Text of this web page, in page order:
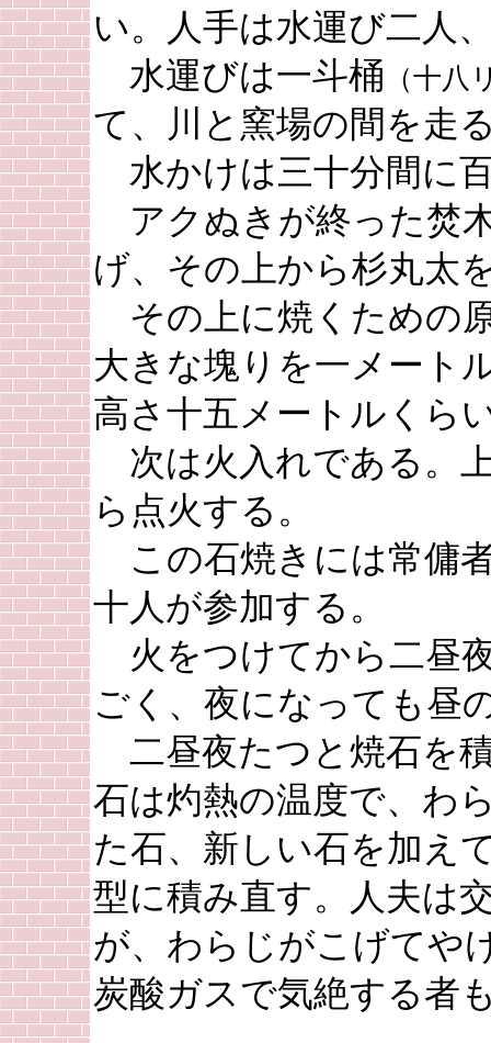
い。人手は水運び二人
水運びは一斗桶 （十八
て、川と窯場の間を走
水かけは三十分間に
アクぬきが終った焚
げ、その上から杉丸太
その上に焼くための
大きな塊りを一メート
高さ十五メートルくら
次は火入れである。
ら点火する。
この石焼きには常傭
十人が参加する。
火をつけてから二昼
ごく、夜になっても昼
二昼夜たつと焼石を
石は灼熱の温度で、わ
た石、新しい石を加え
型に積み直す。人夫は
が、わらじがこげてや
炭酸ガスで気絶する者